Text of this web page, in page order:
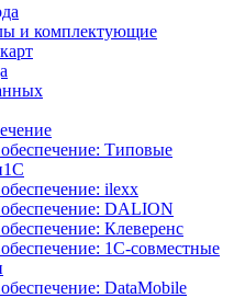
и комплектующие
Типовые
ilexx
DALION
Клеверенс
1С-совместные
DataMobile